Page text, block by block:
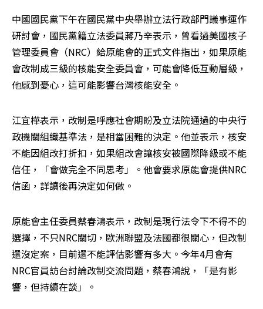
中國國民黨下午在國民黨中央舉辦立法行政部門議事運作
研討會，國民黨籍立法委員蔣乃辛表示，曾看過美國核子
管理委員會（NRC）給原能會的正式文件指出，如果原能
會改制成三級的核能安全委員會，可能會降低互動層級，
他感到憂心，這可能影響台灣核能安全。
江宜樺表示，改制是呼應社會期盼及立法院通過的中央行
政機關組織基準法，是相當困難的決定。他並表示，核安
不能因組改打折扣，如果組改會讓核安被國際降級或不能
信任，「會做完全不同思考」。他會要求原能會提供NRC
信函，詳讀後再決定如何做。
原能會主任委員蔡春鴻表示，改制是現行法令下不得不的
選擇，不只NRC關切，歐洲聯盟及法國都很關心，但改制
還沒定案，目前還不能評估影響有多大。今年4月會有
NRC官員訪台討論改制交流問題，蔡春鴻說，「是有影
響，但持續在談」。